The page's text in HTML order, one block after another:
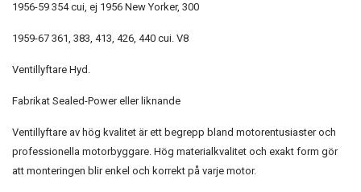
1956-59 354 cui, ej 1956 New Yorker, 300
1959-67 361, 383, 413, 426, 440 cui. V8
Ventillyftare Hyd.
Fabrikat Sealed-Power eller liknande
Ventillyftare av hög kvalitet är ett begrepp bland motorentusiaster och
professionella motorbyggare. Hög materialkvalitet och exakt form gör
att monteringen blir enkel och korrekt på varje motor.